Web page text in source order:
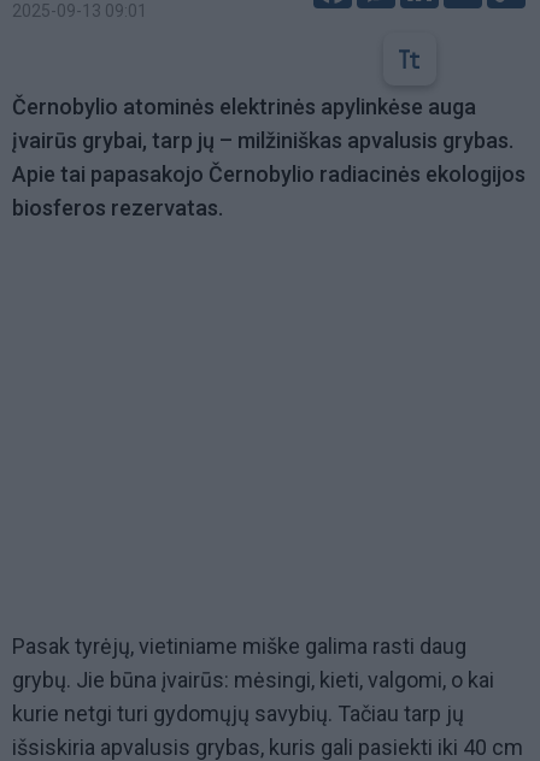
2025-09-13 09:01
Černobylio atominės elektrinės apylinkėse auga
įvairūs grybai, tarp jų – milžiniškas apvalusis grybas.
Apie tai papasakojo Černobylio radiacinės ekologijos
biosferos rezervatas.
Pasak tyrėjų, vietiniame miške galima rasti daug
grybų. Jie būna įvairūs: mėsingi, kieti, valgomi, o kai
kurie netgi turi gydomųjų savybių. Tačiau tarp jų
išsiskiria apvalusis grybas, kuris gali pasiekti iki 40 cm